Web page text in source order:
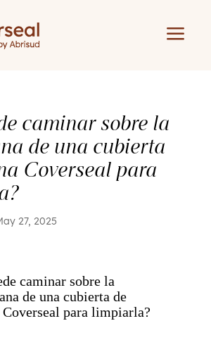
a
caminar sobre la
de una cubierta
Coverseal para
27, 2025
caminar sobre la
de una cubierta de
para limpiarla?